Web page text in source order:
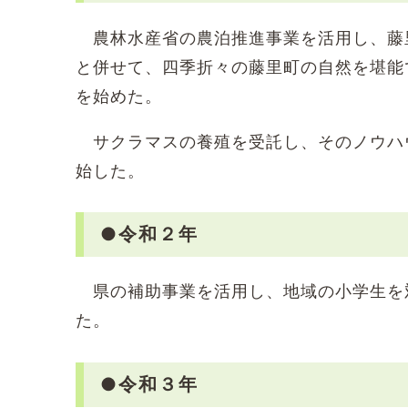
農林水産省の農泊推進事業を活用し、
と併せて、四季折々の藤里町の自然を堪
を始めた。
サクラマスの養殖を受託し、そのノウ
始した。
●令和２年
県の補助事業を活用し、地域の小学生
た。
●令和３年